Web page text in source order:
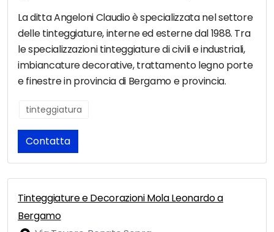
La ditta Angeloni Claudio è specializzata nel settore
delle tinteggiature, interne ed esterne dal 1988. Tra
le specializzazioni tinteggiature di civili e industriali,
imbiancature decorative, trattamento legno porte
e finestre in provincia di Bergamo e provincia.
tinteggiatura
Contatta
Tinteggiature e Decorazioni Mola Leonardo a
Bergamo